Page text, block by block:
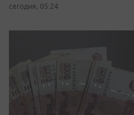
сегодня, 05:24